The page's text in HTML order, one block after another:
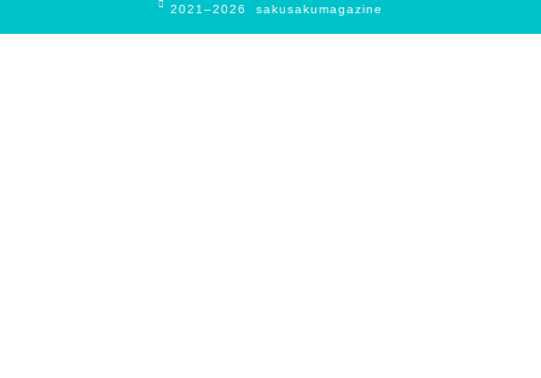
2021–2026 sakusakumagazine